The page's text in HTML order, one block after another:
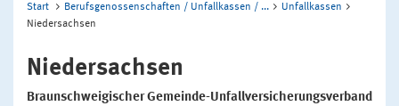
Start Berufsgenossenschaften / Unfallkassen / ...
Unfallkassen
Niedersachsen
Niedersachsen
Braunschweigischer Gemeinde-Unfallversicherungsverband